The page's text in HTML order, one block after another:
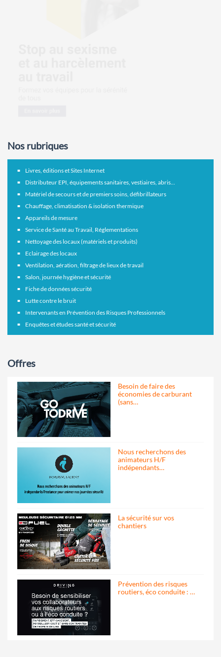
Nos rubriques
Livres, éditions et Sites Internet
Distributeur EPI, équipements sanitaires, vestiaires, abris...
Matériel de secours et de premiers soins, défibrillateurs
Chauffage, climatisation & isolation thermique
Appareils de mesure
Service de Santé au Travail, Réglementations
Nettoyage des locaux (matériels et produits)
Eclairage des locaux
Ventilation, aération, filtrage de lieux de travail
Salon, journée hygiène et sécurité
Fiche de données sécurité
Lutte contre le bruit
Intervenants en Prévention des Risques Professionnels
Enquêtes et études santé et sécurité
Offres
Besoin de faire des
économies de carburant
(sans…
Nous recherchons des
animateurs H/F
indépendants…
La sécurité sur vos
chantiers
Prévention des risques
routiers, éco conduite : …